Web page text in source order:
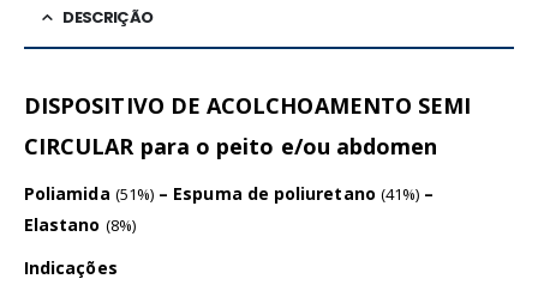
DESCRIÇÃO
DISPOSITIVO DE ACOLCHOAMENTO SEMI
CIRCULAR para o peito e/ou abdomen
Poliamida (51%) – Espuma de poliuretano (41%) –
Elastano (8%)
Indicações